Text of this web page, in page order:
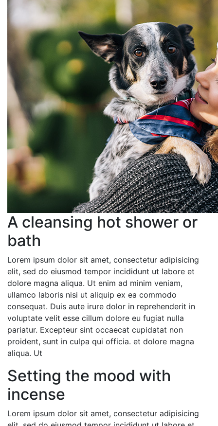
A cleansing hot shower or
bath
Lorem ipsum dolor sit amet, consectetur adipisicing
elit, sed do eiusmod tempor incididunt ut labore et
dolore magna aliqua. Ut enim ad minim veniam,
ullamco laboris nisi ut aliquip ex ea commodo
consequat. Duis aute irure dolor in reprehenderit in
voluptate velit esse cillum dolore eu fugiat nulla
pariatur. Excepteur sint occaecat cupidatat non
proident, sunt in culpa qui officia. et dolore magna
aliqua. Ut
Setting the mood with
incense
Lorem ipsum dolor sit amet, consectetur adipisicing